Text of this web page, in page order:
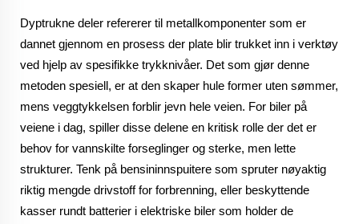
Dyptrukne deler refererer til metallkomponenter som er
dannet gjennom en prosess der plate blir trukket inn i verktøy
ved hjelp av spesifikke trykknivåer. Det som gjør denne
metoden spesiell, er at den skaper hule former uten sømmer,
mens veggtykkelsen forblir jevn hele veien. For biler på
veiene i dag, spiller disse delene en kritisk rolle der det er
behov for vannskilte forseglinger og sterke, men lette
strukturer. Tenk på bensininnspuitere som spruter nøyaktig
riktig mengde drivstoff for forbrenning, eller beskyttende
kasser rundt batterier i elektriske biler som holder de